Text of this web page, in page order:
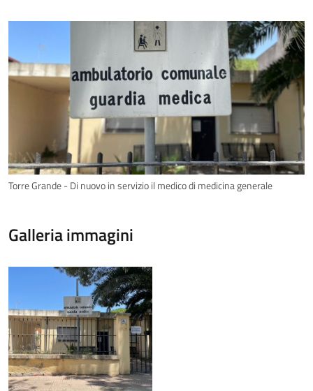
Torre Grande - Di nuovo in servizio il medico di medicina generale
Galleria immagini